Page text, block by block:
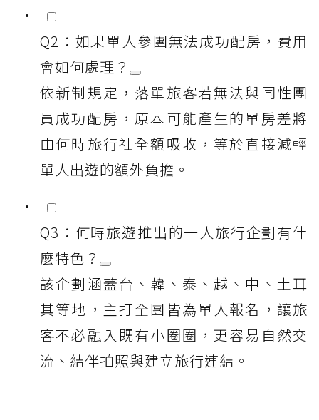
Q2：如果單人參團無法成功配房，費用
會如何處理？
依新制規定，落單旅客若無法與同性團
員成功配房，原本可能產生的單房差將
由何時旅行社全額吸收，等於直接減輕
單人出遊的額外負擔。
Q3：何時旅遊推出的一人旅行企劃有什
麼特色？
該企劃涵蓋台、韓、泰、越、中、土耳
其等地，主打全團皆為單人報名，讓旅
客不必融入既有小圈圈，更容易自然交
流、結伴拍照與建立旅行連結。